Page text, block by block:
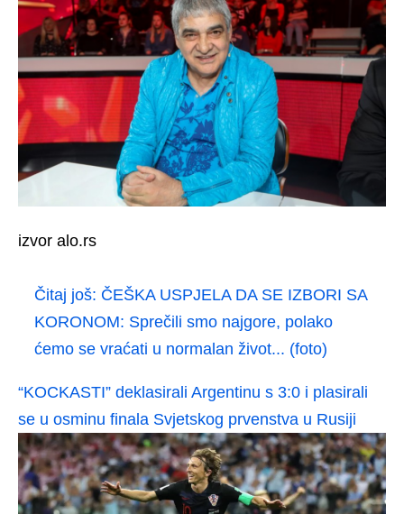
izvor alo.rs
Čitaj još: ČEŠKA USPJELA DA SE IZBORI SA
KORONOM: Sprečili smo najgore, polako
ćemo se vraćati u normalan život... (foto)
“KOCKASTI” deklasirali Argentinu s 3:0 i plasirali
se u osminu finala Svjetskog prvenstva u Rusiji